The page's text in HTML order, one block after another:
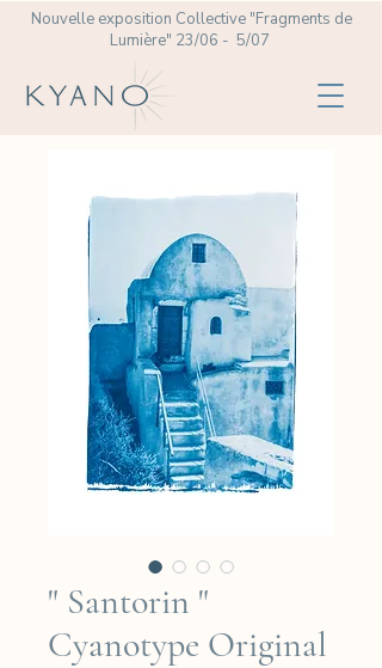
Nouvelle exposition Collective "Fragments de
Lumière" 23/06 - 5/07
" Santorin "
Cyanotype Original